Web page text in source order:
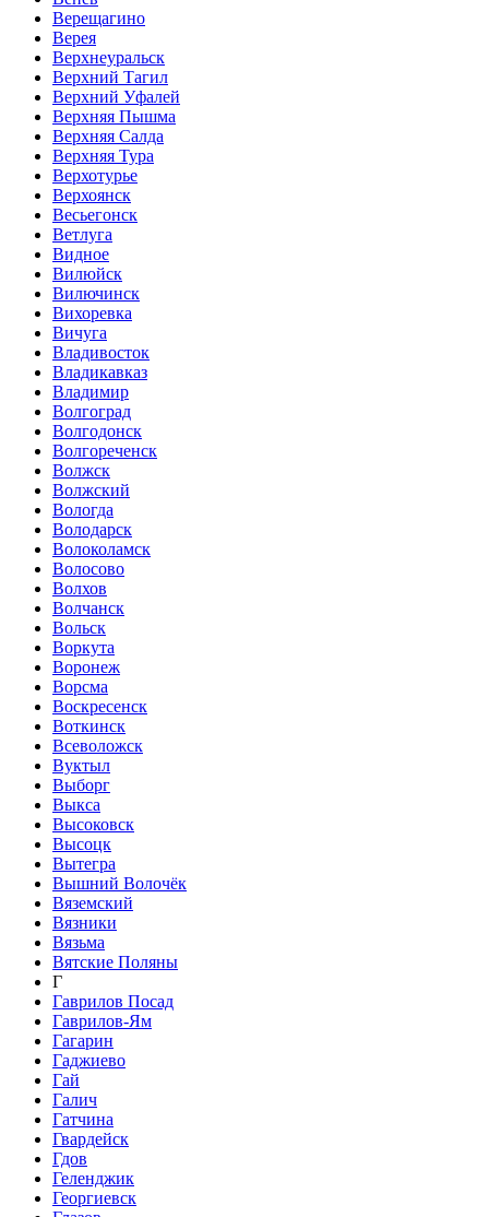
Верещагино
Верея
Верхнеуральск
Верхний Тагил
Верхний Уфалей
Верхняя Пышма
Верхняя Салда
Верхняя Тура
Верхотурье
Верхоянск
Весьегонск
Ветлуга
Видное
Вилюйск
Вилючинск
Вихоревка
Вичуга
Владивосток
Владикавказ
Владимир
Волгоград
Волгодонск
Волгореченск
Волжск
Волжский
Вологда
Володарск
Волоколамск
Волосово
Волхов
Волчанск
Вольск
Воркута
Воронеж
Ворсма
Воскресенск
Воткинск
Всеволожск
Вуктыл
Выборг
Выкса
Высоковск
Высоцк
Вытегра
Вышний Волочёк
Вяземский
Вязники
Вязьма
Вятские Поляны
Г
Гаврилов Посад
Гаврилов-Ям
Гагарин
Гаджиево
Гай
Галич
Гатчина
Гвардейск
Гдов
Геленджик
Георгиевск